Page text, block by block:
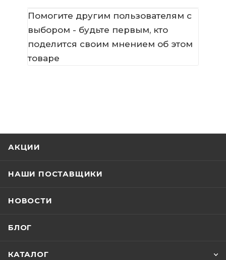
Помогите другим пользователям с
выбором - будьте первым, кто
поделится своим мнением об этом
товаре
АКЦИИ
НАШИ ПОСТАВЩИКИ
НОВОСТИ
БЛОГ
КАТАЛОГ